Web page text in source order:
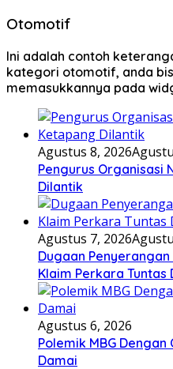
Otomotif
Ini adalah contoh
kategori otomotif, anda
memasukkannya pada
Agustus 8, 2026
Pengurus Organisasi
Dilantik
Agustus 7, 2026
Dugaan
Klaim Perkara Tuntas
Agustus 6, 2026
Polemik MBG
Damai